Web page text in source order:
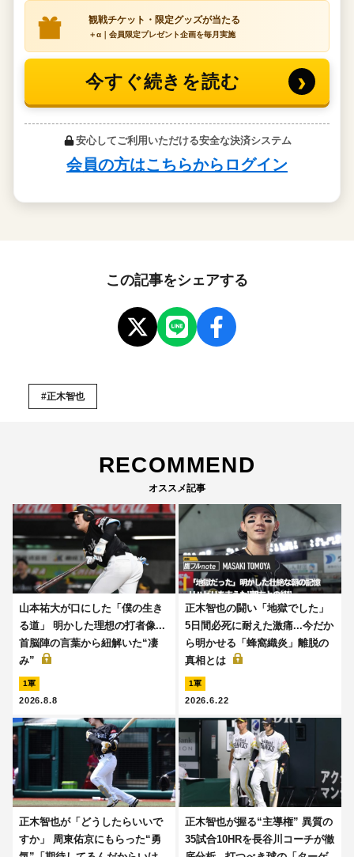
この記事をシェアする
#正木智也
RECOMMEND
オススメ記事
山本祐大が口にした「僕の生き
る道」 明かした理想の打者像...
首脳陣の言葉から紐解いた“凄
み”
1軍
2026.8.8
正木智也の闘い「地獄でした」
5日間必死に耐えた激痛...今だか
ら明かせる「蜂窩織炎」離脱の
真相とは
1軍
2026.6.22
正木智也が「どうしたらいいで
すか」 周東佑京にもらった“勇
正木智也が握る“主導権” 異質の
35試合10HRを長谷川コーチが徹